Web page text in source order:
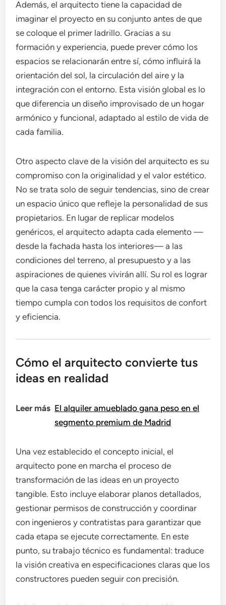
Además, el arquitecto tiene la capacidad de
imaginar el proyecto en su conjunto antes de que
se coloque el primer ladrillo. Gracias a su
formación y experiencia, puede prever cómo los
espacios se relacionarán entre sí, cómo influirá la
orientación del sol, la circulación del aire y la
integración con el entorno. Esta visión global es lo
que diferencia un diseño improvisado de un hogar
armónico y funcional, adaptado al estilo de vida de
cada familia.
Otro aspecto clave de la visión del arquitecto es su
compromiso con la originalidad y el valor estético.
No se trata solo de seguir tendencias, sino de crear
un espacio único que refleje la personalidad de sus
propietarios. En lugar de replicar modelos
genéricos, el arquitecto adapta cada elemento —
desde la fachada hasta los interiores— a las
condiciones del terreno, al presupuesto y a las
aspiraciones de quienes vivirán allí. Su rol es lograr
que la casa tenga carácter propio y al mismo
tiempo cumpla con todos los requisitos de confort
y eficiencia.
Cómo el arquitecto convierte tus
ideas en realidad
Leer más El alquiler amueblado gana peso en el
segmento premium de Madrid
Una vez establecido el concepto inicial, el
arquitecto pone en marcha el proceso de
transformación de las ideas en un proyecto
tangible. Esto incluye elaborar planos detallados,
gestionar permisos de construcción y coordinar
con ingenieros y contratistas para garantizar que
cada etapa se ejecute correctamente. En este
punto, su trabajo técnico es fundamental: traduce
la visión creativa en especificaciones claras que los
constructores pueden seguir con precisión.